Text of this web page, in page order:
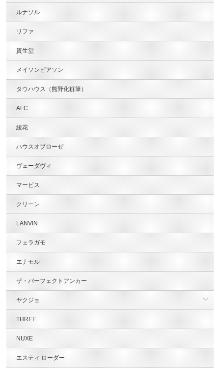
ルナソル
リファ
資生堂
メイソンピアソン
タウハウス（熊野化粧筆）
AFC
綾花
ハウスオブローゼ
ヴェーダヴィ
マービス
クリーン
LANVIN
フェラガモ
エナモル
ザ・パーフェクトアンカー
ヤクジョ
THREE
NUXE
エスティ ローダー